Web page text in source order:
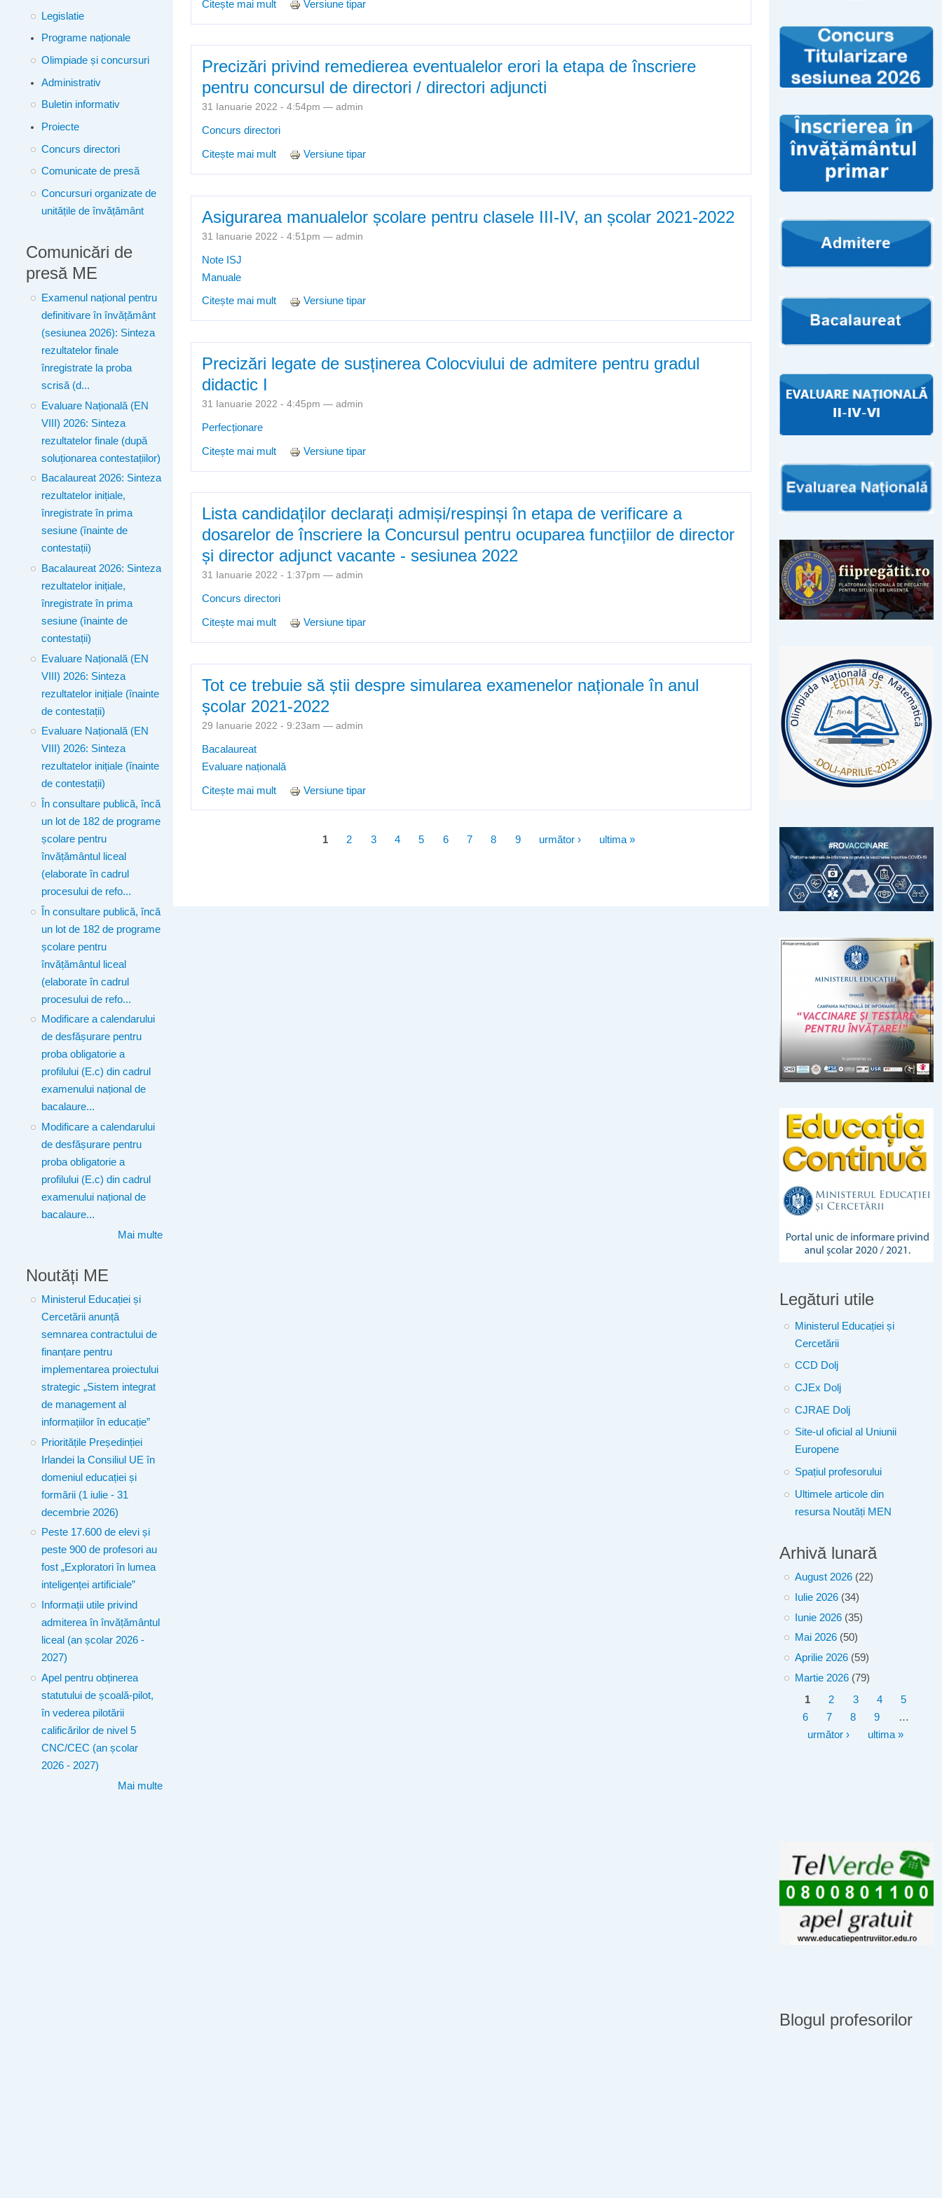
Legislatie
Programe naționale
Olimpiade și concursuri
Administrativ
Buletin informativ
Proiecte
Concurs directori
Comunicate de presă
Concursuri organizate de
unitățile de învățământ
Comunicări de
presă ME
Examenul național pentru
definitivare în învățământ
(sesiunea 2026): Sinteza
rezultatelor finale
înregistrate la proba
scrisă (d...
Evaluare Națională (EN
VIII) 2026: Sinteza
rezultatelor finale (după
soluționarea contestațiilor)
Bacalaureat 2026: Sinteza
rezultatelor inițiale,
înregistrate în prima
sesiune (înainte de
contestații)
Bacalaureat 2026: Sinteza
rezultatelor inițiale,
înregistrate în prima
sesiune (înainte de
contestații)
Evaluare Națională (EN
VIII) 2026: Sinteza
rezultatelor inițiale (înainte
de contestații)
Evaluare Națională (EN
VIII) 2026: Sinteza
rezultatelor inițiale (înainte
de contestații)
În consultare publică, încă
un lot de 182 de programe
școlare pentru
învățământul liceal
(elaborate în cadrul
procesului de refo...
În consultare publică, încă
un lot de 182 de programe
școlare pentru
învățământul liceal
(elaborate în cadrul
procesului de refo...
Modificare a calendarului
de desfășurare pentru
proba obligatorie a
profilului (E.c) din cadrul
examenului național de
bacalaure...
Modificare a calendarului
de desfășurare pentru
proba obligatorie a
profilului (E.c) din cadrul
examenului național de
bacalaure...
Mai multe
Noutăți ME
Ministerul Educației și
Cercetării anunță
semnarea contractului de
finanțare pentru
implementarea proiectului
strategic „Sistem integrat
de management al
informațiilor în educație”
Prioritățile Președinției
Irlandei la Consiliul UE în
domeniul educației și
formării (1 iulie - 31
decembrie 2026)
Peste 17.600 de elevi și
peste 900 de profesori au
fost „Exploratori în lumea
inteligenței artificiale”
Informații utile privind
admiterea în învățământul
liceal (an școlar 2026 -
2027)
Apel pentru obținerea
statutului de școală-pilot,
în vederea pilotării
calificărilor de nivel 5
CNC/CEC (an școlar
2026 - 2027)
Mai multe
Citește mai mult despre Verificarea rechemarilor din concediul de odihnă și a concediilor neefectuate
Versiune tipar
Precizări privind remedierea eventualelor erori la etapa de înscriere
pentru concursul de directori / directori adjuncti
31 Ianuarie 2022 - 4:54pm — admin
Concurs directori
Citește mai mult
despre Precizări privind remedierea eventualelor erori la etapa de înscriere pentru concursul de directori /
directori adjuncti
Versiune tipar
Asigurarea manualelor școlare pentru clasele III-IV, an școlar 2021-2022
31 Ianuarie 2022 - 4:51pm — admin
Note ISJ
Manuale
Citește mai mult despre Asigurarea manualelor școlare pentru clasele III-IV, an școlar 2021-2022
Versiune tipar
Precizări legate de susținerea Colocviului de admitere pentru gradul
didactic I
31 Ianuarie 2022 - 4:45pm — admin
Perfecționare
Citește mai mult despre Precizări legate de susținerea Colocviului de admitere pentru gradul didactic I
Versiune tipar
Lista candidaților declarați admiși/respinși în etapa de verificare a
dosarelor de înscriere la Concursul pentru ocuparea funcțiilor de director
și director adjunct vacante - sesiunea 2022
31 Ianuarie 2022 - 1:37pm — admin
Concurs directori
Citește mai mult
despre Lista candidaților declarați admiși/respinși în etapa de verificare a dosarelor de înscriere la
Concursul pentru ocuparea funcțiilor de director și director adjunct vacante - sesiunea 2022
Versiune tipar
Tot ce trebuie să știi despre simularea examenelor naționale în anul
școlar 2021-2022
29 Ianuarie 2022 - 9:23am — admin
Bacalaureat
Evaluare națională
Citește mai mult despre Tot ce trebuie să știi despre simularea examenelor naționale în anul școlar 2021-2022
Versiune tipar
1 2 3 4 5 6 7 8 9 următor › ultima »
Legături utile
Ministerul Educației și
Cercetării
CCD Dolj
CJEx Dolj
CJRAE Dolj
Site-ul oficial al Uniunii
Europene
Spațiul profesorului
Ultimele articole din
resursa Noutăți MEN
Arhivă lunară
August 2026 (22)
Iulie 2026 (34)
Iunie 2026 (35)
Mai 2026 (50)
Aprilie 2026 (59)
Martie 2026 (79)
Pagini
1 2 3 4
5
6
7 8 9
…
următor ›
ultima »
Blogul profesorilor